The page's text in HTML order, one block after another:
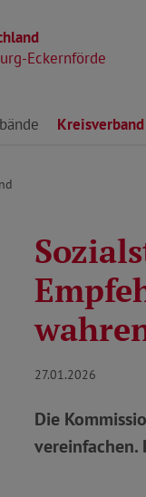
Eckernförde
springenKreisverband
27.01.2026
Die
vereinfachen.